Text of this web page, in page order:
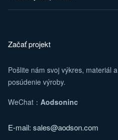
Začať projekt
Pošlite nám svoj výkres, materiál
posúdenie výroby.
WeChat： Aodsoninc
E-mail: sales@aodson.com